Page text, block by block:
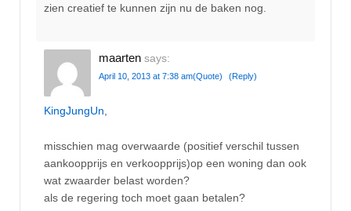
zien creatief te kunnen zijn nu de baken nog.
maarten says:
April 10, 2013 at 7:38 am(Quote) (Reply)
KingJungUn,
misschien mag overwaarde (positief verschil tussen
aankoopprijs en verkoopprijs)op een woning dan ook
wat zwaarder belast worden?
als de regering toch moet gaan betalen?